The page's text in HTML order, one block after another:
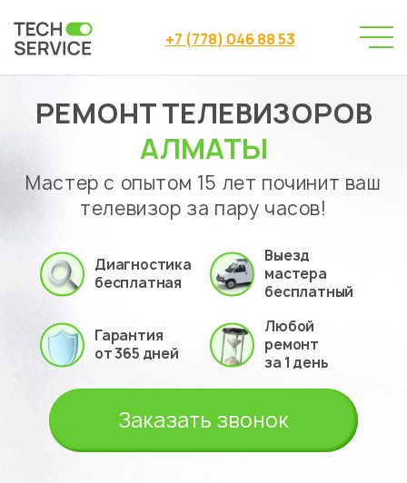
+7 (778) 046 88 53
Сервисный центр → Ремонт телевизоров
РЕМОНТ ТЕЛЕВИЗОРОВ
АЛМАТЫ
Мастер с опытом 15 лет починит ваш
телевизор за пару часов!
Диагностика
бесплатная
Выезд
мастера
бесплатный
Гарантия
от 365 дней
Любой
ремонт
за 1 день
Заказать звонок